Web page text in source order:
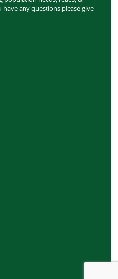
have any questions please give